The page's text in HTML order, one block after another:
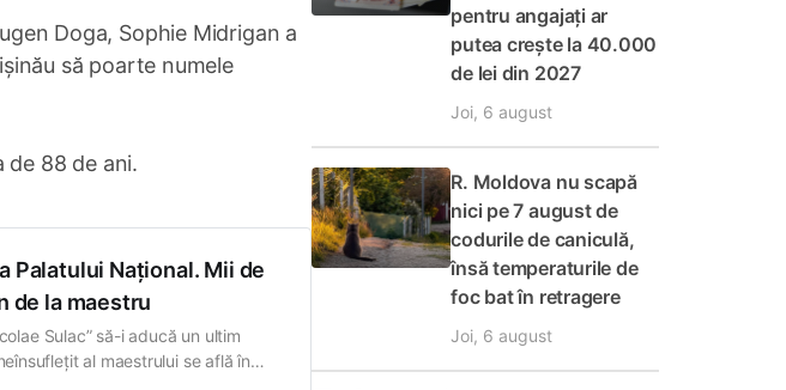
Doga, Sophie Midrigan a
să poarte numele
de 88 de ani.
Palatului Național. Mii de
de la maestru
Sulac” să-i aducă un ultim
al maestrului se află în
pentru angajați ar
putea crește la 40.000
de lei din 2027
Joi, 6 august
R. Moldova nu scapă
nici pe 7 august de
codurile de caniculă,
însă temperaturile de
foc bat în retragere
Joi, 6 august